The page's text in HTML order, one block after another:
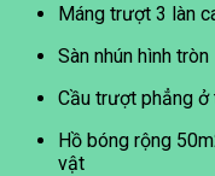
Máng trượt 3 làn
Sàn nhún hình tròn
Cầu trượt phẳng ở
Hồ bóng rộng
vật